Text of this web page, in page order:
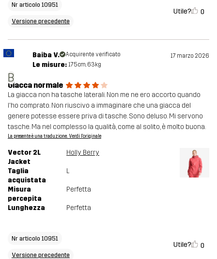
Nr articolo 10951
Versione precedente
Utile? 0
B
Baiba V. Acquirente verificato 17 marzo 2026
Le misure: 175cm, 63kg
Giacca normale
La giacca non ha tasche laterali. Non me ne ero accorto quando
l'ho comprato. Non riuscivo a immaginare che una giacca del
genere potesse essere priva di tasche. Sono deluso. Mi servono
tasche. Ma nel complesso la qualità, come al solito, è molto buona.
La presente è una traduzione. Verdi l'originale
Vector 2L
Jacket
Holly Berry
Taglia
acquistata
L
Misura
percepita
Perfetta
Lunghezza Perfetta
Nr articolo 10951
Versione precedente
Utile? 0